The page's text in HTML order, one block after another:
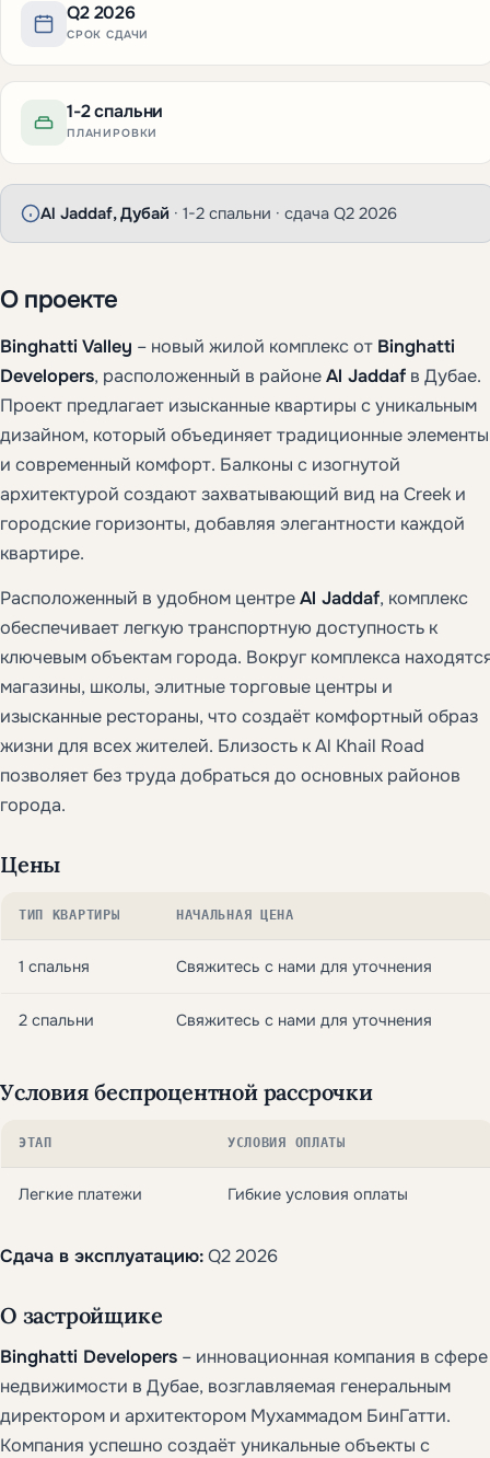
Q2 2026
СРОК СДАЧИ
1-2 спальни
ПЛАНИРОВКИ
Al Jaddaf, Дубай · 1-2 спальни · сдача Q2 2026
О проекте
Binghatti Valley – новый жилой комплекс от Binghatti
Developers, расположенный в районеAl Jaddaf в Дубае.
Проект предлагает изысканные квартиры с уникальным
дизайном, который объединяет традиционные элементы
и современный комфорт. Балконы с изогнутой
архитектурой создают захватывающий вид на Creek и
городские горизонты, добавляя элегантности каждой
квартире.
Расположенный в удобном центреAl Jaddaf, комплекс
обеспечивает легкую транспортную доступность к
ключевым объектам города. Вокруг комплекса
магазины, школы, элитные торговые центры и
изысканные рестораны, что создаёт комфортный образ
жизни для всех жителей. Близость к Al Khail Road
позволяет без труда добраться до основных районов
города.
Цены
ТИП КВАРТИРЫ НАЧАЛЬНАЯ ЦЕНА
1 спальня Свяжитесь с нами для уточнения
2 спальни Свяжитесь с нами для уточнения
Условия беспроцентной рассрочки
ЭТАП УСЛОВИЯ ОПЛАТЫ
Легкие платежи Гибкие условия оплаты
Сдача в эксплуатацию:Q2 2026
О застройщике
Binghatti Developers – инновационная компания в сфере
недвижимости в Дубае, возглавляемая генеральным
директором и архитектором Мухаммадом БинГатти.
Компания успешно создаёт уникальные объекты с